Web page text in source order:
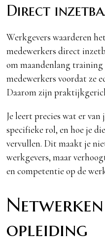
Direct
Werkgevers waarderen
medewerkers direct
om maandenlang training
medewerkers voordat ze
Daarom zijn
Je leert precies wat er
specifieke rol, en hoe je
vervullen. Dit maakt je
werkgevers, maar
en competentie op de
opleiding